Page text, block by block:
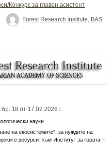
Конкурс за главен асистент
Forest Research Institute, BAS
18 от 17.02.2026 г.
науки
на екосистемите“, за нуждите на
ресурси“ към Институт за гората –